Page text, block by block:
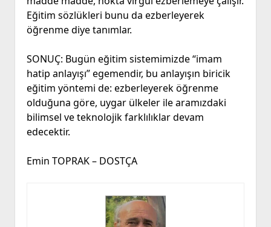
Eğitim sözlükleri bunu da ezberleyerek
öğrenme diye tanımlar.
SONUÇ: Bugün eğitim sistemimizde “imam
hatip anlayışı” egemendir, bu anlayışın biricik
eğitim yöntemi de: ezberleyerek öğrenme
olduğuna göre, uygar ülkeler ile aramızdaki
bilimsel ve teknolojik farklılıklar devam
edecektir.
Emin TOPRAK – DOSTÇA